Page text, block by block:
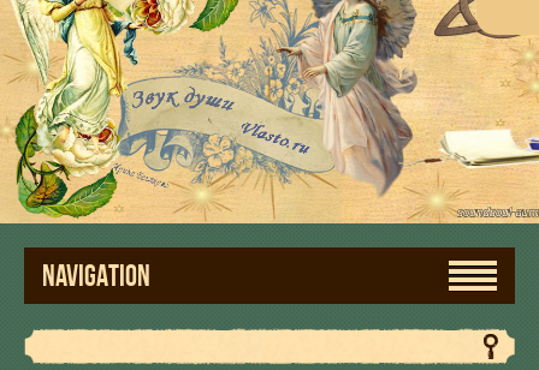
NAVIGATION